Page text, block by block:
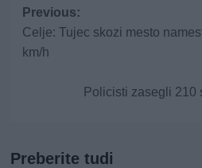
Post
navigation
Previous:
Celje: Tujec skozi mesto
km/h
Policisti zasegli 210
Preberite tudi